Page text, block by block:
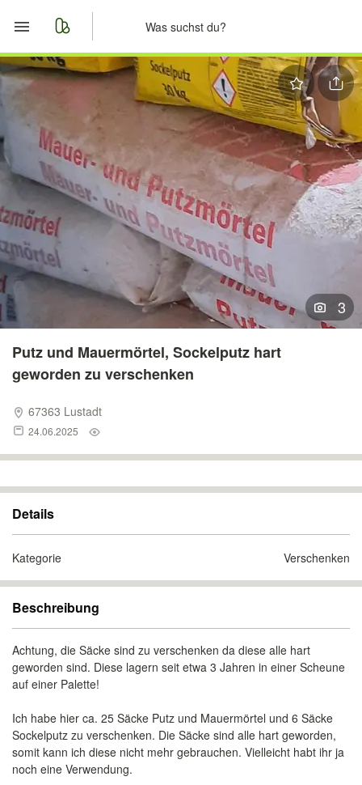
Start
Merkliste
Nachrichten
Anzeige aufgeben
3
Putz und Mauermörtel, Sockelputz hart
geworden zu verschenken
67363 Lustadt
24.06.2025
Details
Kategorie Verschenken
Beschreibung
Achtung, die Säcke sind zu verschenken da diese alle hart
geworden sind. Diese lagern seit etwa 3 Jahren in einer Scheune
auf einer Palette!
Ich habe hier ca. 25 Säcke Putz und Mauermörtel und 6 Säcke
Sockelputz zu verschenken. Die Säcke sind alle hart geworden,
somit kann ich diese nicht mehr gebrauchen. Vielleicht habt ihr ja
noch eine Verwendung.